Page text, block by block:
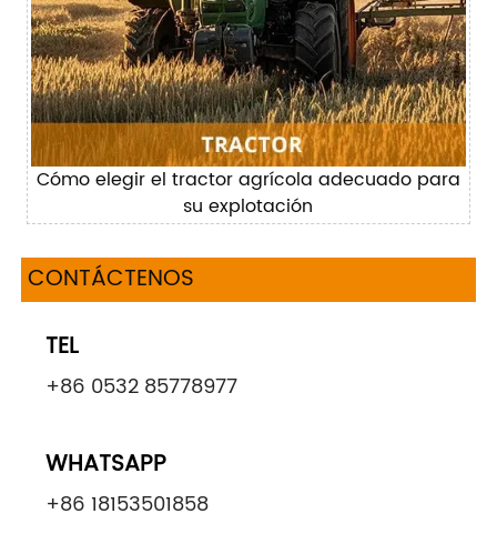
Cómo elegir el tractor agrícola adecuado para
su explotación
CONTÁCTENOS
TEL
+86 0532 85778977
WHATSAPP
+86 18153501858